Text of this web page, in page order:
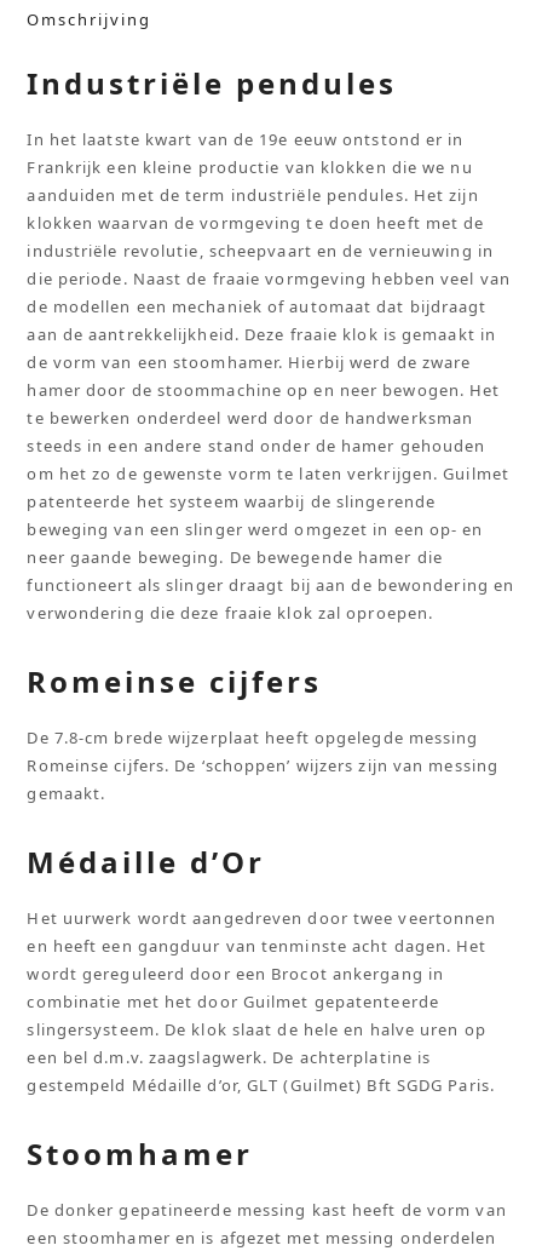
Omschrijving
Industriële pendules
In het laatste kwart van de 19e eeuw ontstond er in
Frankrijk een kleine productie van klokken die we nu
aanduiden met de term industriële pendules. Het zijn
klokken waarvan de vormgeving te doen heeft met de
industriële revolutie, scheepvaart en de vernieuwing in
die periode. Naast de fraaie vormgeving hebben veel van
de modellen een mechaniek of automaat dat bijdraagt
aan de aantrekkelijkheid. Deze fraaie klok is gemaakt in
de vorm van een stoomhamer. Hierbij werd de zware
hamer door de stoommachine op en neer bewogen. Het
te bewerken onderdeel werd door de handwerksman
steeds in een andere stand onder de hamer gehouden
om het zo de gewenste vorm te laten verkrijgen. Guilmet
patenteerde het systeem waarbij de slingerende
beweging van een slinger werd omgezet in een op- en
neer gaande beweging. De bewegende hamer die
functioneert als slinger draagt bij aan de bewondering en
verwondering die deze fraaie klok zal oproepen.
Romeinse cijfers
De 7.8-cm brede wijzerplaat heeft opgelegde messing
Romeinse cijfers. De ‘schoppen’ wijzers zijn van messing
gemaakt.
Médaille d’Or
Het uurwerk wordt aangedreven door twee veertonnen
en heeft een gangduur van tenminste acht dagen. Het
wordt gereguleerd door een Brocot ankergang in
combinatie met het door Guilmet gepatenteerde
slingersysteem. De klok slaat de hele en halve uren op
een bel d.m.v. zaagslagwerk. De achterplatine is
gestempeld Médaille d’or, GLT (Guilmet) Bft SGDG Paris.
Stoomhamer
De donker gepatineerde messing kast heeft de vorm van
een stoomhamer en is afgezet met messing onderdelen